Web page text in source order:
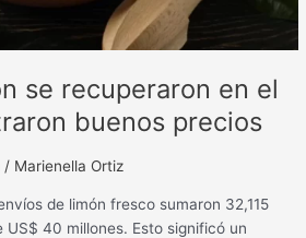
se recuperaron en el
buenos precios
/ Marienella Ortiz
de limón fresco sumaron 32,115
US$ 40 millones. Esto significó un